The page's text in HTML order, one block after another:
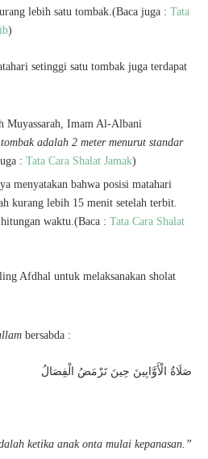
lebih satu tombak.(Baca juga : Tata
)
setinggi satu tombak juga terdapat
Muyassarah, Imam Al-Albani
adalah 2 meter menurut standar
: Tata Cara Shalat Jamak)
menyatakan bahwa posisi matahari
kurang lebih 15 menit setelah terbit.
waktu.(Baca : Tata Cara Shalat
Afdhal untuk melaksanakan sholat
bersabda :
صَلَاةُ الْأَوَّابِينَ حِينَ تَرْمَضُ الْفِصَالُ
ketika anak onta mulai kepanasan.”